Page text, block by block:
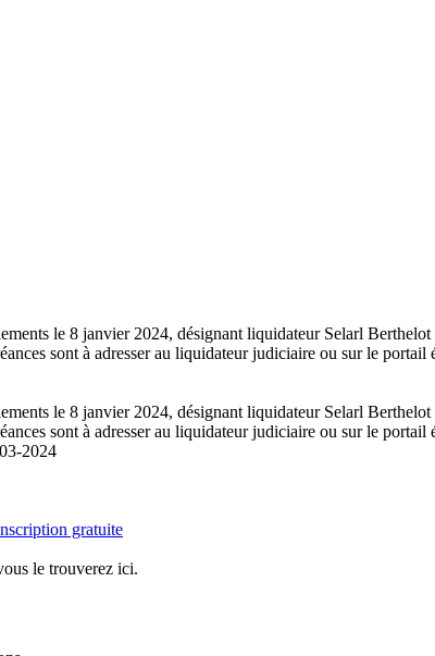
le 8 janvier 2024, désignant liquidateur Selarl
sont à adresser au liquidateur judiciaire ou sur le
le 8 janvier 2024, désignant liquidateur Selarl
sont à adresser au liquidateur judiciaire ou sur le
2024
gratuite
le trouverez ici.